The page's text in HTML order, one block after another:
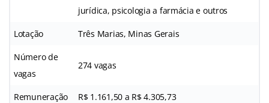
jurídica, psicologia a farmácia e outros
Lotação Três Marias, Minas Gerais
Número de
vagas
274 vagas
Remuneração R$ 1.161,50 a R$ 4.305,73